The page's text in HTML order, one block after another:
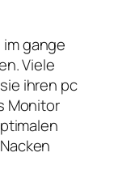
gange
Viele
ihren pc
Monitor